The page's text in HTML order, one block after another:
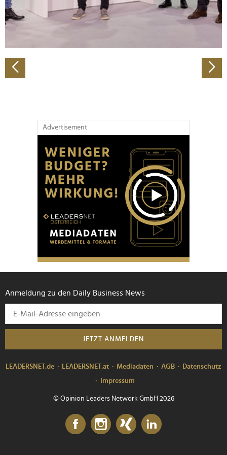
personalisieren, Funktionen für soziale Medien anbieten
zu können und die Zugriffe auf unsere Website zu
Partner führen diese Informationen möglicherweise mit
weiteren Daten zusammen, die Sie ihnen bereitgestellt
Advertisement
Anmeldung zu den Daily Business News
JETZT ANMELDEN
LEADERSNET.de LEADERSNET.at Mediadaten AGB
Datenschutz
Impressum
© Opinion Leaders Network GmbH 2026